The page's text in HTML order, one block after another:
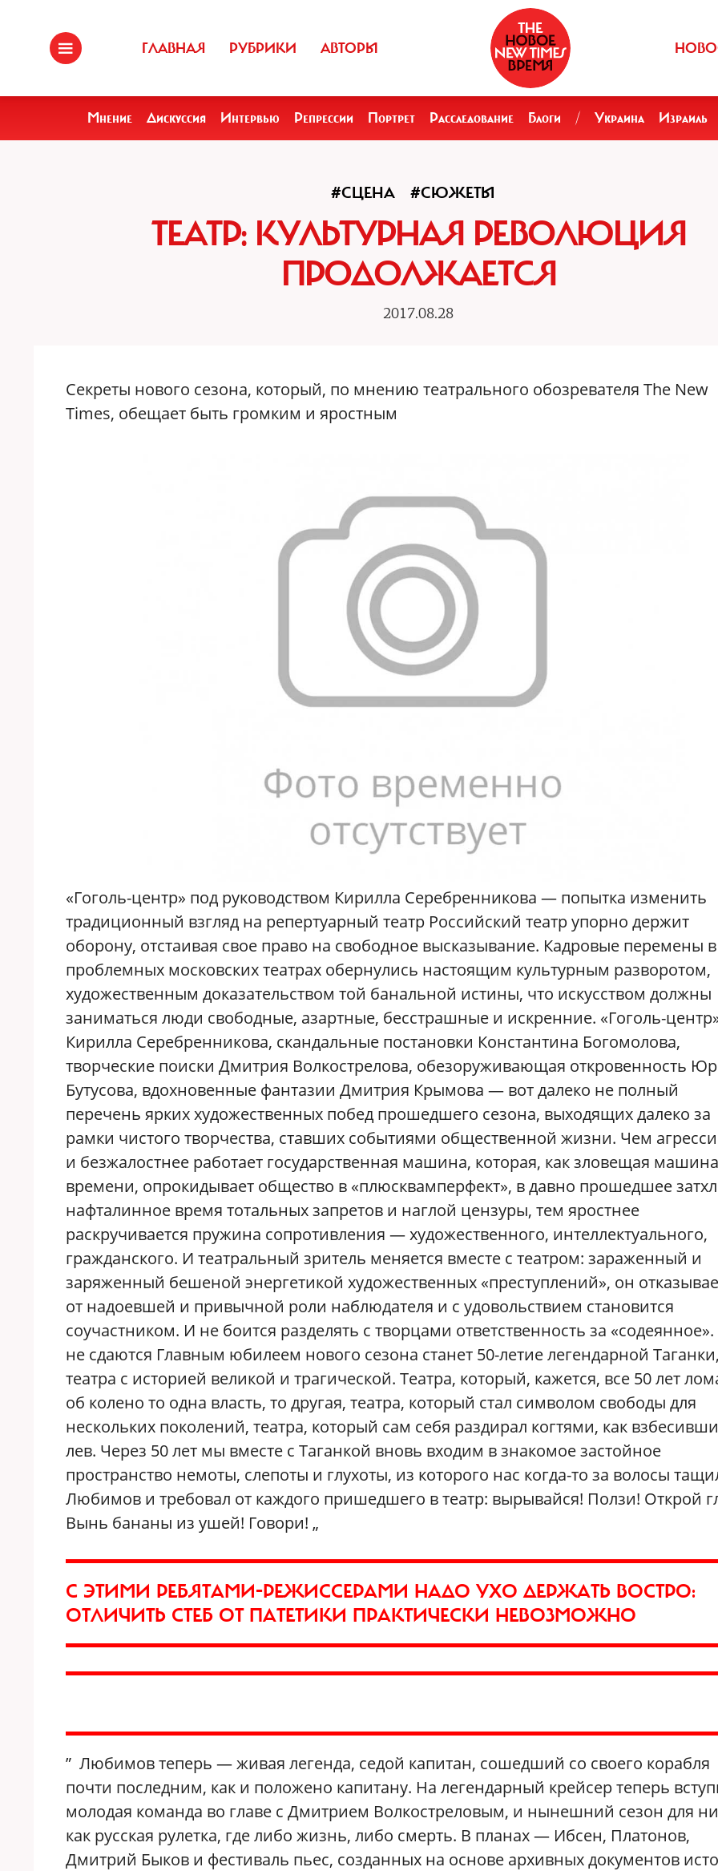
ГЛАВНАЯ РУБРИКИ АВТОРЫ
Мнение Дискуссия Интервью Репрессии Портрет Расследование Блоги / Украина Израиль
#СЦЕНА #СЮЖЕТЫ
ТЕАТР: КУЛЬТУРНАЯ РЕВОЛЮЦИЯ
ПРОДОЛЖАЕТСЯ
2017.08.28
Секреты нового сезона, который, по мнению театрального обозревателя The New
Times, обещает быть громким и яростным
«Гоголь-центр» под руководством Кирилла Серебренникова — попытка изменить
традиционный взгляд на репертуарный театр Российский театр упорно держит
оборону, отстаивая свое право на свободное высказывание. Кадровые перемены в
проблемных московских театрах обернулись настоящим культурным разворотом,
художественным доказательством той банальной истины, что искусством должны
заниматься люди свободные, азартные, бесстрашные и искренние. «Гоголь-
Кирилла Серебренникова, скандальные постановки Константина Богомолова,
творческие поиски Дмитрия Волкострелова, обезоруживающая откровенность
Бутусова, вдохновенные фантазии Дмитрия Крымова — вот далеко не полный
перечень ярких художественных побед прошедшего сезона, выходящих далеко за
рамки чистого творчества, ставших событиями общественной жизни. Чем
и безжалостнее работает государственная машина, которая, как зловещая машина
времени, опрокидывает общество в «плюсквамперфект», в давно прошедшее
нафталинное время тотальных запретов и наглой цензуры, тем яростнее
раскручивается пружина сопротивления — художественного, интеллектуального,
гражданского. И театральный зритель меняется вместе с театром: зараженный и
заряженный бешеной энергетикой художественных «преступлений», он
от надоевшей и привычной роли наблюдателя и с удовольствием становится
соучастником. И не боится разделять с творцами ответственность за
не сдаются Главным юбилеем нового сезона станет 50-летие легендарной Таганки,
театра с историей великой и трагической. Театра, который, кажется, все 50 лет
об колено то одна власть, то другая, театра, который стал символом свободы для
нескольких поколений, театра, который сам себя раздирал когтями, как
лев. Через 50 лет мы вместе с Таганкой вновь входим в знакомое застойное
пространство немоты, слепоты и глухоты, из которого нас когда-то за волосы
Любимов и требовал от каждого пришедшего в театр: вырывайся! Ползи! Открой
Вынь бананы из ушей! Говори! „
С ЭТИМИ РЕБЯТАМИ-РЕЖИССЕРАМИ НАДО УХО ДЕРЖАТЬ ВОСТРО:
ОТЛИЧИТЬ СТЕБ ОТ ПАТЕТИКИ ПРАКТИЧЕСКИ НЕВОЗМОЖНО
” Любимов теперь — живая легенда, седой капитан, сошедший со своего корабля
почти последним, как и положено капитану. На легендарный крейсер теперь
молодая команда во главе с Дмитрием Волкостреловым, и нынешний сезон для
как русская рулетка, где либо жизнь, либо смерть. В планах — Ибсен, Платонов,
Дмитрий Быков и фестиваль пьес, созданных на основе архивных документов